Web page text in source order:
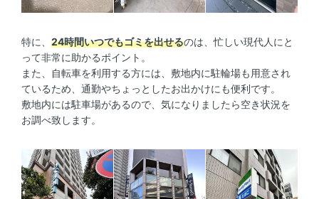
特に、 24時間いつでもゴミを出せるのは、忙しい現代人にと
って非常に助かるポイント。
また、自転車を利用する方には、敷地内に駐輪場も用意され
ているため、通勤やちょっとしたお出かけにも便利です。
敷地内には駐車場があるので、気になりましたら空き状況を
お調べ致します。